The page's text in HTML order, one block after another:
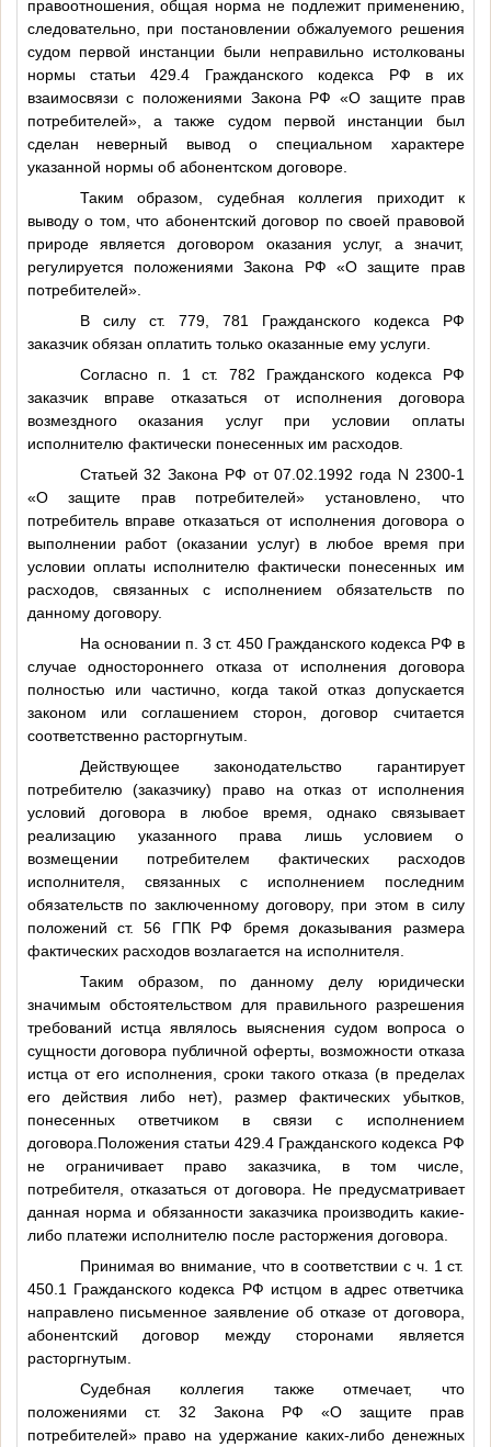
правоотношения, общая норма не подлежит применению,
следовательно, при постановлении обжалуемого решения
судом первой инстанции были неправильно истолкованы
нормы статьи 429.4 Гражданского кодекса РФ в их
взаимосвязи с положениями Закона РФ «О защите прав
потребителей», а также судом первой инстанции был
сделан неверный вывод о специальном характере
указанной нормы об абонентском договоре.
Таким образом, судебная коллегия приходит к
выводу о том, что абонентский договор по своей правовой
природе является договором оказания услуг, а значит,
регулируется положениями Закона РФ «О защите прав
потребителей».
В силу ст. 779, 781 Гражданского кодекса РФ
заказчик обязан оплатить только оказанные ему услуги.
Согласно п. 1 ст. 782 Гражданского кодекса РФ
заказчик вправе отказаться от исполнения договора
возмездного оказания услуг при условии оплаты
исполнителю фактически понесенных им расходов.
Статьей 32 Закона РФ от 07.02.1992 года N 2300-1
«О защите прав потребителей» установлено, что
потребитель вправе отказаться от исполнения договора о
выполнении работ (оказании услуг) в любое время при
условии оплаты исполнителю фактически понесенных им
расходов, связанных с исполнением обязательств по
данному договору.
На основании п. 3 ст. 450 Гражданского кодекса РФ в
случае одностороннего отказа от исполнения договора
полностью или частично, когда такой отказ допускается
законом или соглашением сторон, договор считается
соответственно расторгнутым.
Действующее законодательство гарантирует
потребителю (заказчику) право на отказ от исполнения
условий договора в любое время, однако связывает
реализацию указанного права лишь условием о
возмещении потребителем фактических расходов
исполнителя, связанных с исполнением последним
обязательств по заключенному договору, при этом в силу
положений ст. 56 ГПК РФ бремя доказывания размера
фактических расходов возлагается на исполнителя.
Таким образом, по данному делу юридически
значимым обстоятельством для правильного разрешения
требований истца являлось выяснения судом вопроса о
сущности договора публичной оферты, возможности отказа
истца от его исполнения, сроки такого отказа (в пределах
его действия либо нет), размер фактических убытков,
понесенных ответчиком в связи с исполнением
договора.Положения статьи 429.4 Гражданского кодекса РФ
не ограничивает право заказчика, в том числе,
потребителя, отказаться от договора. Не предусматривает
данная норма и обязанности заказчика производить какие-
либо платежи исполнителю после расторжения договора.
Принимая во внимание, что в соответствии с ч. 1 ст.
450.1 Гражданского кодекса РФ истцом в адрес ответчика
направлено письменное заявление об отказе от договора,
абонентский договор между сторонами является
расторгнутым.
Судебная коллегия также отмечает, что
положениями ст. 32 Закона РФ «О защите прав
потребителей» право на удержание каких-либо денежных